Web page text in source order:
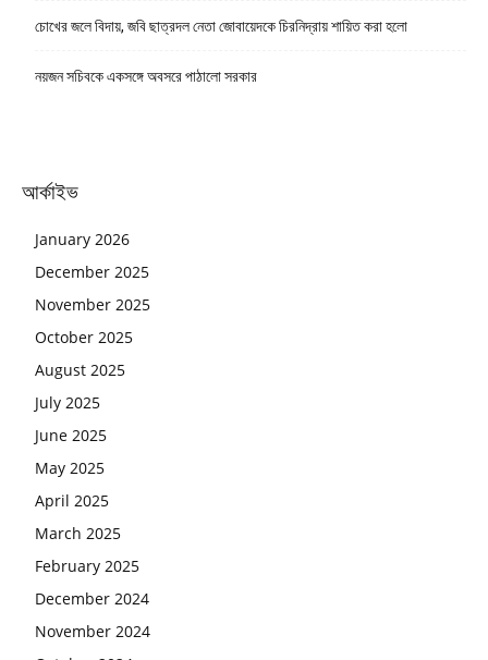
চোখের জলে বিদায়, জবি ছাত্রদল নেতা জোবায়েদকে চিরনিদ্রায় শায়িত করা হলো
নয়জন সচিবকে একসঙ্গে অবসরে পাঠালো সরকার
আর্কাইভ
January 2026
December 2025
November 2025
October 2025
August 2025
July 2025
June 2025
May 2025
April 2025
March 2025
February 2025
December 2024
November 2024